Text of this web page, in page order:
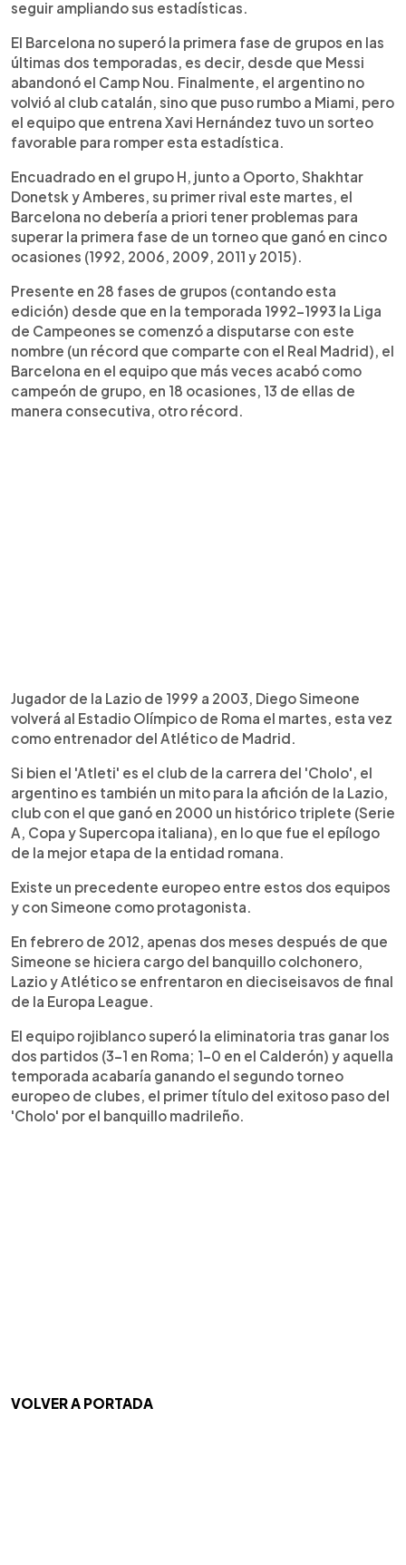
seguir ampliando sus estadísticas.
El Barcelona no superó la primera fase de grupos en las
últimas dos temporadas, es decir, desde que Messi
abandonó el Camp Nou. Finalmente, el argentino no
volvió al club catalán, sino que puso rumbo a Miami, pero
el equipo que entrena Xavi Hernández tuvo un sorteo
favorable para romper esta estadística.
Encuadrado en el grupo H, junto a Oporto, Shakhtar
Donetsk y Amberes, su primer rival este martes, el
Barcelona no debería a priori tener problemas para
superar la primera fase de un torneo que ganó en cinco
ocasiones (1992, 2006, 2009, 2011 y 2015).
Presente en 28 fases de grupos (contando esta
edición) desde que en la temporada 1992-1993 la Liga
de Campeones se comenzó a disputarse con este
nombre (un récord que comparte con el Real Madrid), el
Barcelona en el equipo que más veces acabó como
campeón de grupo, en 18 ocasiones, 13 de ellas de
manera consecutiva, otro récord.
Jugador de la Lazio de 1999 a 2003, Diego Simeone
volverá al Estadio Olímpico de Roma el martes, esta vez
como entrenador del Atlético de Madrid.
Si bien el 'Atleti' es el club de la carrera del 'Cholo', el
argentino es también un mito para la afición de la Lazio,
club con el que ganó en 2000 un histórico triplete (Serie
A, Copa y Supercopa italiana), en lo que fue el epílogo
de la mejor etapa de la entidad romana.
Existe un precedente europeo entre estos dos equipos
y con Simeone como protagonista.
En febrero de 2012, apenas dos meses después de que
Simeone se hiciera cargo del banquillo colchonero,
Lazio y Atlético se enfrentaron en dieciseisavos de final
de la Europa League.
El equipo rojiblanco superó la eliminatoria tras ganar los
dos partidos (3-1 en Roma; 1-0 en el Calderón) y aquella
temporada acabaría ganando el segundo torneo
europeo de clubes, el primer título del exitoso paso del
'Cholo' por el banquillo madrileño.
VOLVER A PORTADA